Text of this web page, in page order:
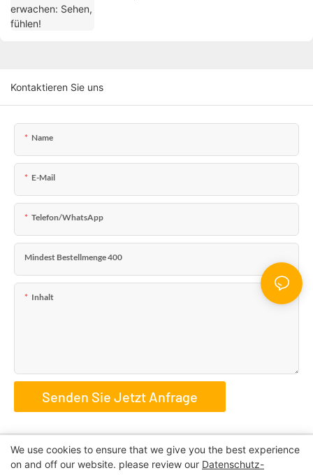
Kontaktieren Sie uns
Name
E-Mail
Telefon/WhatsApp
Mindest Bestellmenge 400
Inhalt
Senden Sie Jetzt Anfrage
We use cookies to ensure that we give you the best experience
on and off our website. please review our Datenschutz-